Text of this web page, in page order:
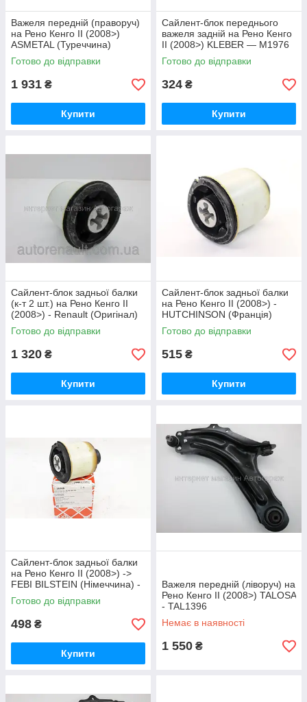
Важеля передній (праворуч)
на Рено Кенго II (2008>)
ASMETAL (Туреччина)
30RN5607
Готово до відправки
1 931 ₴
Купити
Сайлент-блок переднього
важеля задній на Рено Кенго
II (2008>) KLEBER — M1976
Готово до відправки
324 ₴
Купити
Сайлент-блок задньої балки
(к-т 2 шт.) на Рено Кенго II
(2008>) - Renault (Оригінал)
550440923R
Готово до відправки
1 320 ₴
Купити
Сайлент-блок задньої балки
на Рено Кенго II (2008>) -
HUTCHINSON (Франція)
590155
Готово до відправки
515 ₴
Купити
Сайлент-блок задньої балки
на Рено Кенго II (2008>) ->
FEBI BILSTEIN (Німеччина) -
36569
Готово до відправки
498 ₴
Купити
Важеля передній (ліворуч) на
Рено Кенго II (2008>) TALOSA
- TAL1396
Немає в наявності
1 550 ₴